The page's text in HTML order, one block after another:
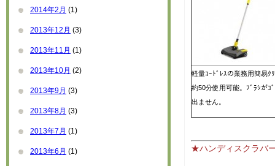
2014年2月 (1)
2013年12月 (3)
2013年11月 (1)
2013年10月 (2)
2013年9月 (3)
2013年8月 (3)
2013年7月 (1)
2013年6月 (1)
軽量ｺｰﾄﾞﾚｽの業務用簡易ｸ
約50分使用可能。ﾌﾞﾗｼがｺ
出ません。
★ハンディスクラバ